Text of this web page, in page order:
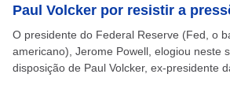
Paul Volcker por resistir a
O presidente do Federal Reserve (Fed, o
americano), Jerome Powell, elogiou neste
disposição de Paul Volcker, ex-presidente